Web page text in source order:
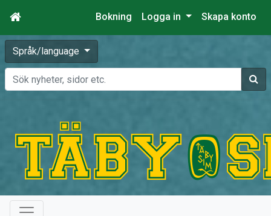
Bokning Logga in Skapa konto
Språk/language
Sök